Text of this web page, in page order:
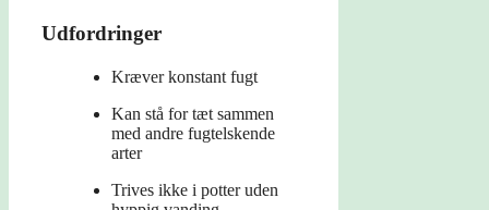
Udfordringer
Kræver konstant fugt
Kan stå for tæt sammen
med andre fugtelskende
arter
Trives ikke i potter uden